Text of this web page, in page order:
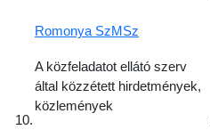
Romonya SzMSz
10.
A közfeladatot ellátó szerv
által közzétett hirdetmények,
közlemények